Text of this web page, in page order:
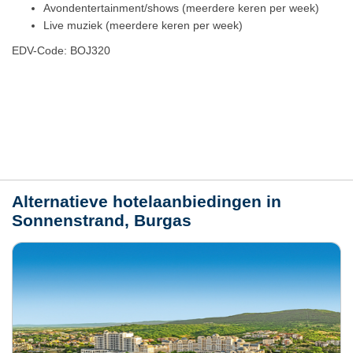
Avondentertainment/shows (meerdere keren per week)
Live muziek (meerdere keren per week)
EDV-Code: BOJ320
Alternatieve hotelaanbiedingen in
Sonnenstrand, Burgas